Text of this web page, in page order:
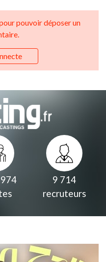
pouvoir déposer un
9 714
recruteurs